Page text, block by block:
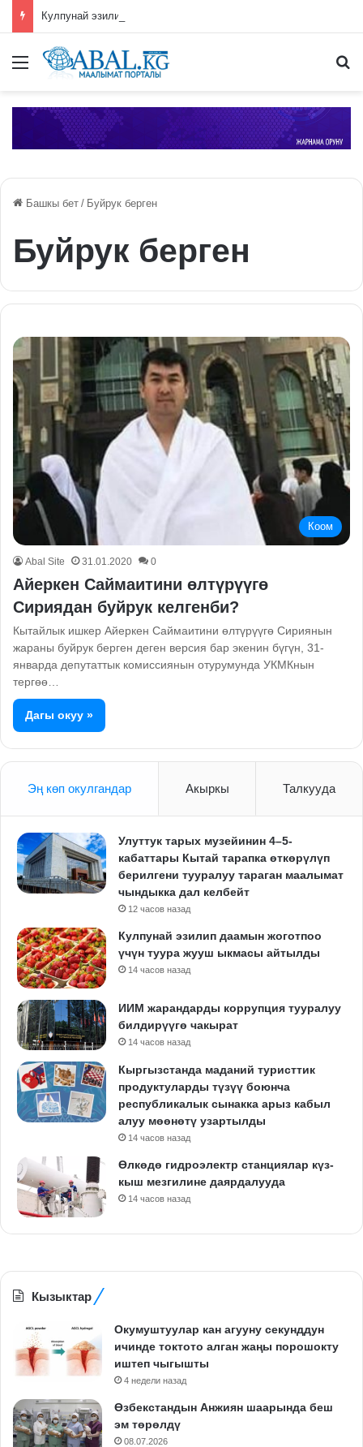
Меню
Башкы бет / Буйрук берген
Буйрук берген
Коом
Abal Site 31.01.2020 0
Айеркен Саймаитини өлтүрүүгө
Сириядан буйрук келгенби?
Кытайлык ишкер Айеркен Саймаитини өлтүрүүгө Сириянын
жараны буйрук берген деген версия бар экенин бүгүн, 31-
январда депутаттык комиссиянын отурумунда УКМКнын
тергөө…
Дагы окуу »
Эң көп окулгандар Акыркы Талкууда
Улуттук тарых музейинин 4–5-
кабаттары Кытай тарапка өткөрүлүп
берилгени тууралуу тараган маалымат
чындыкка дал келбейт
12 часов назад
Кулпунай эзилип даамын жоготпоо
үчүн туура жууш ыкмасы айтылды
14 часов назад
ИИМ жарандарды коррупция тууралуу
билдирүүгө чакырат
14 часов назад
Кыргызстанда маданий туристтик
продуктуларды түзүү боюнча
республикалык сынакка арыз кабыл
алуу мөөнөтү узартылды
14 часов назад
Өлкөдө гидроэлектр станциялар күз-
кыш мезгилине даярдалууда
14 часов назад
Кызыктар
Окумуштуулар кан агууну секунддун
ичинде токтото алган жаңы порошокту
иштеп чыгышты
4 недели назад
Өзбекстандын Анжиян шаарында беш
эм төрөлдү
08.07.2026